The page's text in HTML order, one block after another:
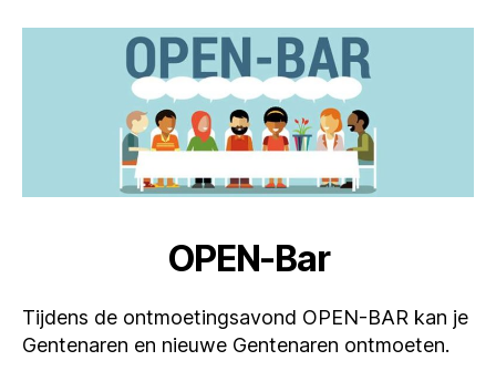
OPEN-Bar
Tijdens de ontmoetingsavond OPEN-BAR kan je
Gentenaren en nieuwe Gentenaren ontmoeten.